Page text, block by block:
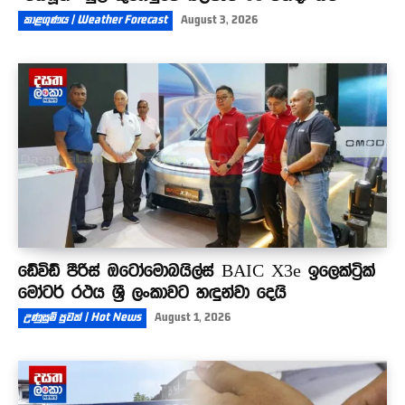
කාළගුණය | Weather Forecast August 3, 2026
ඩේවිඩ් පීරිස් ඔටෝමොබයිල්ස් BAIC X3e ඉලෙක්ට්‍රික්
මෝටර් රථය ශ්‍රී ලංකාවට හඳුන්වා දෙයි
උණුසුම් පුවත් | Hot News August 1, 2026